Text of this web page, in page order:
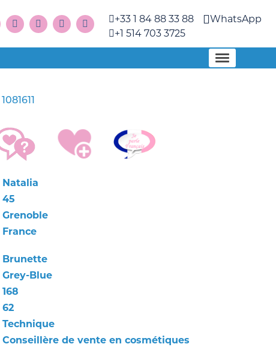
+33 1 84 88 33 88
+1 514 703 3725
WhatsApp
1081611
Natalia
45
Grenoble
France
Brunette
Grey-Blue
168
62
Technique
Conseillère de vente en cosmétiques